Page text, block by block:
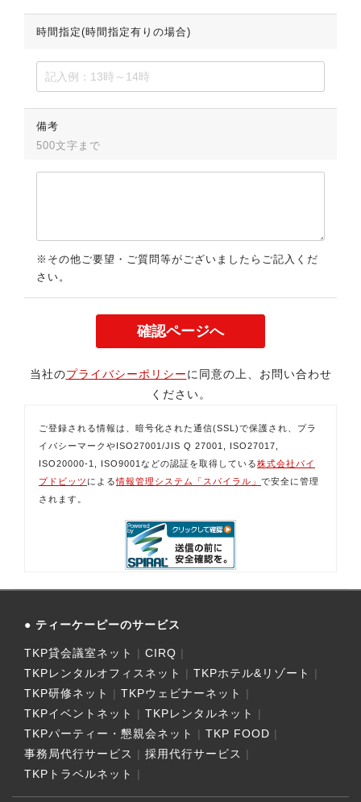
時間指定(時間指定有りの場合)
備考
500文字まで
※その他ご要望・ご質問等がございましたらご記入くだ
さい。
当社のプライバシーポリシーに同意の上、お問い合わせ
ください。
ご登録される情報は、暗号化された通信(SSL)で保護され、プラ
イバシーマークやISO27001/JIS Q 27001, ISO27017,
ISO20000-1, ISO9001などの認証を取得している株式会社パイ
プドビッツ による情報管理システム「スパイラル」 で安全に管理
されます。
ティーケーピーのサービス
TKP貸会議室ネット
CIRQ
TKPレンタルオフィスネット
TKPホテル&リゾート
TKP研修ネット
TKPウェビナーネット
TKPイベントネット
TKPレンタルネット
TKPパーティー・懇親会ネット
TKP FOOD
事務局代行サービス
採用代行サービス
TKPトラベルネット